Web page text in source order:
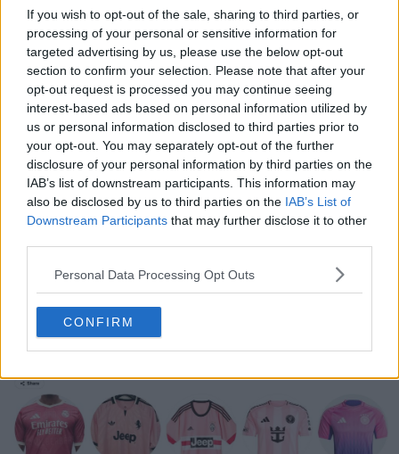
If you wish to opt-out of the sale, sharing to third parties, or
processing of your personal or sensitive information for
targeted advertising by us, please use the below opt-out
section to confirm your selection. Please note that after your
opt-out request is processed you may continue seeing
interest-based ads based on personal information utilized by
us or personal information disclosed to third parties prior to
your opt-out. You may separately opt-out of the further
disclosure of your personal information by third parties on the
IAB’s list of downstream participants. This information may
also be disclosed by us to third parties on the IAB’s List of
Downstream Participants that may further disclose it to other
Personal Data Processing Opt Outs
CONFIRM
Plate no Football Kit Archive
A camisa de aquecimento Adidas River Plate 2025-2026
tá disponível a partir de 11 de junho de 2025.
Feita pela Adidas. És fã da camisa de aquecimento 25-
26 do River Plate? Comenta abaixo.
Mostrar Comentários
Compartilhar